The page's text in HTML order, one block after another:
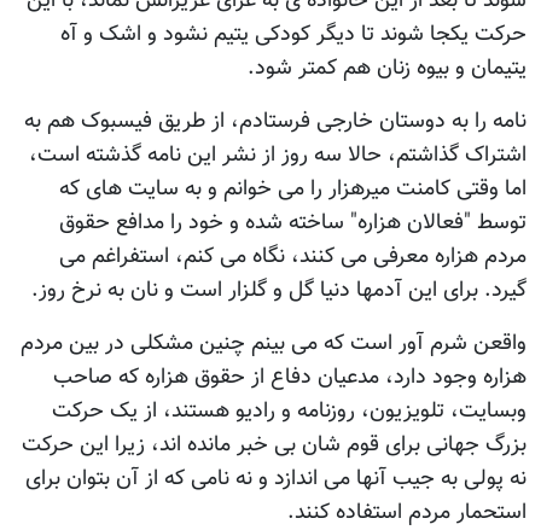
حرکت یکجا شوند تا دیگر کودکی یتیم نشود و اشک و آه
یتیمان و بیوه زنان هم کمتر شود.
نامه را به دوستان خارجی فرستادم، از طریق فیسبوک هم به
اشتراک گذاشتم، حالا سه روز از نشر این نامه گذشته است،
اما وقتی کامنت میرهزار را می خوانم و به سایت های که
توسط "فعالان هزاره" ساخته شده و خود را مدافع حقوق
مردم هزاره معرفی می کنند، نگاه می کنم، استفراغم می
گیرد. برای این آدمها دنیا گل و گلزار است و نان به نرخ روز.
واقعن شرم آور است که می بینم چنین مشکلی در بین مردم
هزاره وجود دارد، مدعیان دفاع از حقوق هزاره که صاحب
وبسایت، تلویزیون، روزنامه و رادیو هستند، از یک حرکت
بزرگ جهانی برای قوم شان بی خبر مانده اند، زیرا این حرکت
نه پولی به جیب آنها می اندازد و نه نامی که از آن بتوان برای
استحمار مردم استفاده کنند.